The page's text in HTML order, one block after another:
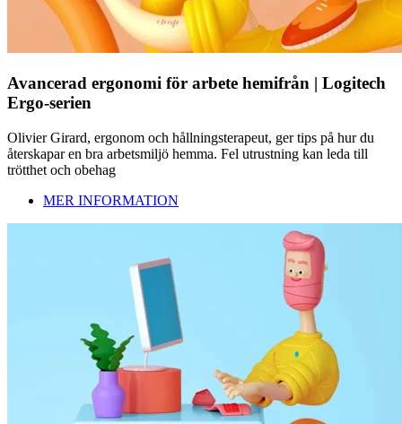
Avancerad ergonomi för arbete hemifrån | Logitech
Ergo-serien
Olivier Girard, ergonom och hållningsterapeut, ger tips på hur du
återskapar en bra arbetsmiljö hemma. Fel utrustning kan leda till
trötthet och obehag
MER INFORMATION